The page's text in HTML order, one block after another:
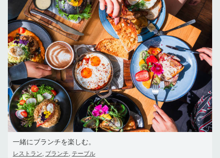
一緒にブランチを楽しむ。
レストラン, ブランチ, テーブル